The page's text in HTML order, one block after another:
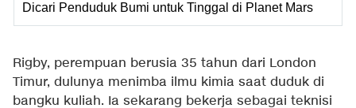
Dicari Penduduk Bumi untuk Tinggal di Planet Mars
Rigby, perempuan berusia 35 tahun dari London
Timur, dulunya menimba ilmu kimia saat duduk di
bangku kuliah. Ia sekarang bekerja sebagai teknisi